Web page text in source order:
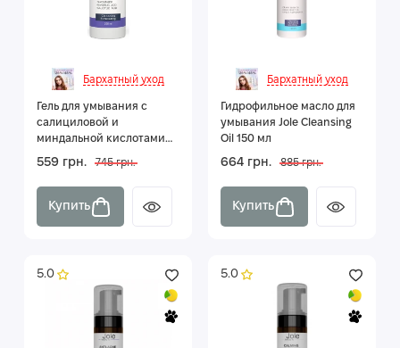
Бархатный уход
Гель для умывания с
салициловой и
миндальной кислотами
Jole Anti-Acne Cleanser
200 мл
559 грн. 745 грн.
Купить
Бархатный уход
Гидрофильное масло для
умывания Jole Cleansing
Oil 150 мл
664 грн. 885 грн.
Купить
5.0 5.0